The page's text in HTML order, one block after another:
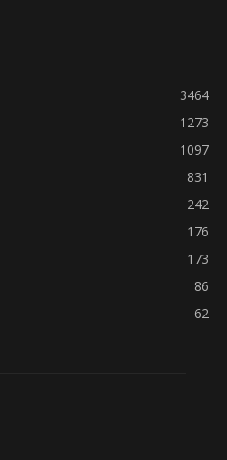
3464
1273
1097
831
242
176
173
86
62